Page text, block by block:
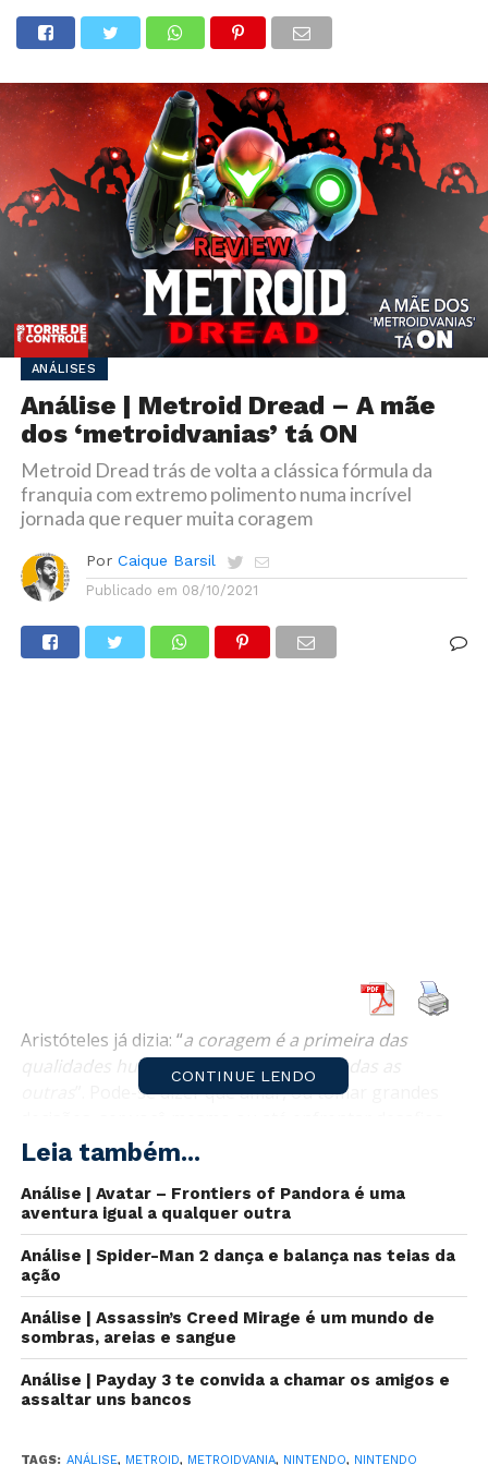
ANÁLISES
Análise | Metroid Dread – A mãe
dos ‘metroidvanias’ tá ON
Metroid Dread trás de volta a clássica fórmula da
franquia com extremo polimento numa incrível
jornada que requer muita coragem
Por Caique Barsil
Publicado em 08/10/2021
Aristóteles já dizia: “a coragem é a primeira das
qualidades humanas porque garante todas as
”. Pode-se dizer que amar, ou tomar grandes
requer coragem, por exemplo. Em
scroller original desde Metroid Fusion em 2002 – a
protagonista Samus Aran é a própria personificação
da coragem. E guiá-la através dessa nova missão
promete mostrar ao jogador as mais incríveis
recompensas que aguardam os corajosos. E já adianto:
vale cada brilhante segundo.
CONTINUE LENDO
Leia também...
Análise | Avatar – Frontiers of Pandora é uma
aventura igual a qualquer outra
Análise | Spider-Man 2 dança e balança nas teias da
ação
Análise | Assassin’s Creed Mirage é um mundo de
sombras, areias e sangue
Análise | Payday 3 te convida a chamar os amigos e
assaltar uns bancos
TAGS: ANÁLISE, METROID, METROIDVANIA, NINTENDO, NINTENDO